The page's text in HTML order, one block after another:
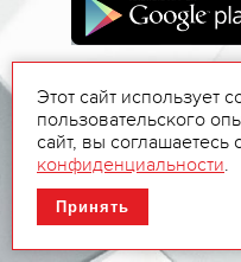
Этот сайт использует
пользовательского
сайт, вы соглашаетесь
конфиденциальности.
Принять